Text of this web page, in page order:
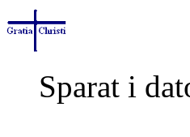
Sparat i